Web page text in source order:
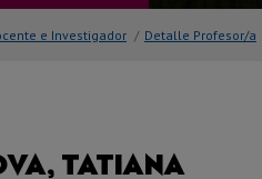
e Investigador / Detalle Profesor/a